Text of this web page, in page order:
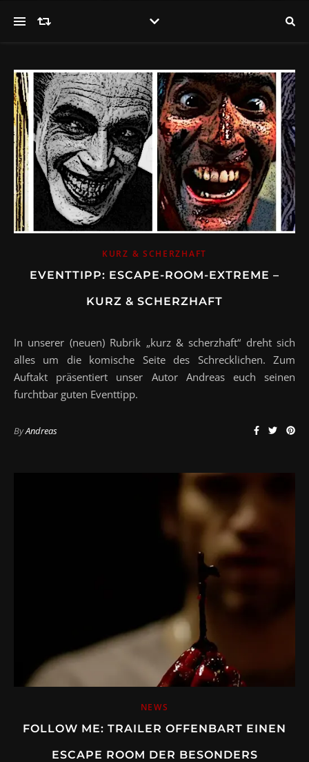
KURZ & SCHERZHAFT
EVENTTIPP: ESCAPE-ROOM-EXTREME –
KURZ & SCHERZHAFT
In unserer (neuen) Rubrik „kurz & scherzhaft“ dreht sich
alles um die komische Seite des Schrecklichen. Zum
Auftakt präsentiert unser Autor Andreas euch seinen
furchtbar guten Eventtipp.
ByAndreas
NEWS
FOLLOW ME: TRAILER OFFENBART EINEN
ESCAPE ROOM DER BESONDERS